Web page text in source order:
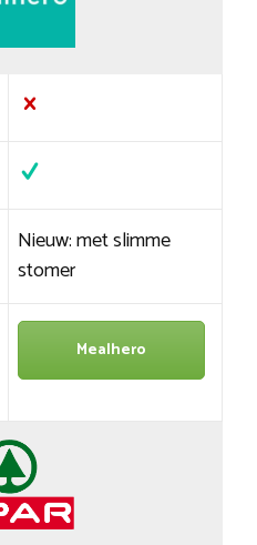
Nieuw: met slimme
stomer
Mealhero